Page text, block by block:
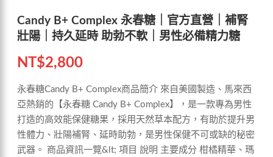
Candy B+ Complex 永春糖｜官方直營｜補腎
壯陽｜持久延時 助勃不軟｜男性必備精力糖
NT$2,800
永春糖Candy B+ Complex商品簡介 來自美國製造、馬來西
亞熱銷的【永春糖 Candy B+ Complex】，是一款專為男性
打造的高效能保健糖果，採用天然草本配方，有助於提升男
性體力、壯陽補腎、延時助勃，是男性保健不可或缺的秘密
武器。 商品資訊一覽&lt; 項目 說明 主要成分 柑橘精華、瑪